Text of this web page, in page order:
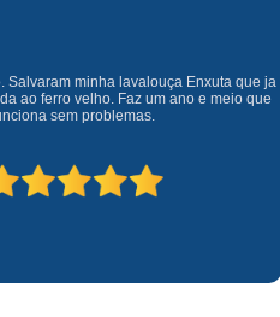
anos no mercado que sempre valoriza o
com garantia de todos o serviços.